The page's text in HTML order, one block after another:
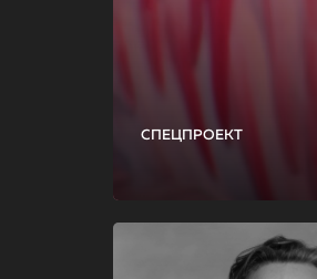
СПЕЦПРОЕКТ